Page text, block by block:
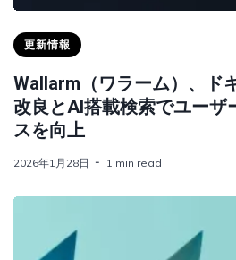
更新情報
Wallarm（ワラーム）、ド
改良とAI搭載検索でユーザ
スを向上
2026年1月28日 1 min read